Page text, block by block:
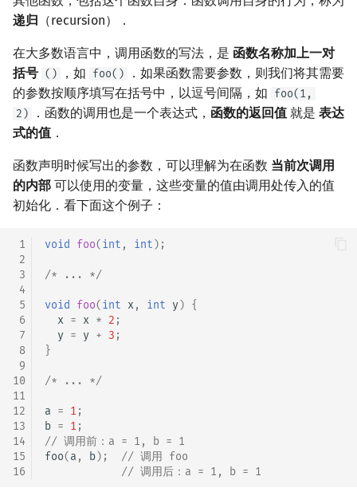
递归 （recursion）．
在大多数语言中，调用函数的写法，是 函数名称加上一对
括号 () ，如 foo()
．如果函数需要参数，则我们将其需要
的参数按顺序填写在括号中，以逗号间隔，如 foo(1,
2)
．函数的调用也是一个表达式， 函数的返回值 就是 表达
式的值 ．
函数声明时候写出的参数，可以理解为在函数 当前次调用
的内部 可以使用的变量，这些变量的值由调用处传入的值
初始化．看下面这个例子：
1
2
3
4
5
6
7
8
9
10
11
12
13
14
15
16
void foo(int , int);
/* ... */
void foo(int x, int y) {
x = x * 2 ;
y = y + 3 ;
}
/* ... */
a = 1 ;
b = 1 ;
// 调用前：a = 1, b = 1
foo(a , b);
// 调用 foo
// 调用后：a = 1, b = 1